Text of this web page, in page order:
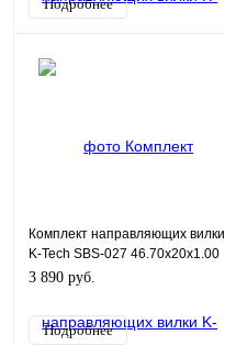
Подробнее
Комплект направляющих вилки
K-Tech SBS-027 46.70x20x1.00
3 890 руб.
Подробнее